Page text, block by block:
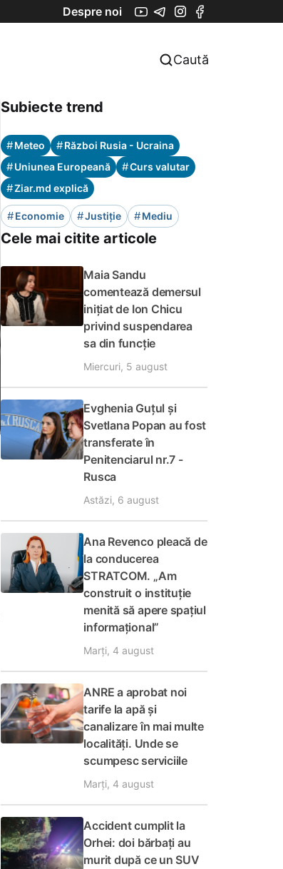
Despre noi
Caută
Subiecte trend
#Meteo #Război Rusia - Ucraina
#Uniunea Europeană #Curs valutar
#Ziar.md explică
#Economie #Justiție #Mediu
Cele mai citite articole
Maia Sandu
comentează demersul
inițiat de Ion Chicu
privind suspendarea
sa din funcție
Miercuri, 5 august
Evghenia Guțul și
Svetlana Popan au fost
transferate în
Penitenciarul nr.7 -
Rusca
Astăzi, 6 august
Ana Revenco pleacă de
la conducerea
STRATCOM. „Am
construit o instituție
menită să apere spațiul
informațional”
Marți, 4 august
ANRE a aprobat noi
tarife la apă și
canalizare în mai multe
localități. Unde se
scumpesc serviciile
Marți, 4 august
Accident cumplit la
Orhei: doi bărbați au
murit după ce un SUV